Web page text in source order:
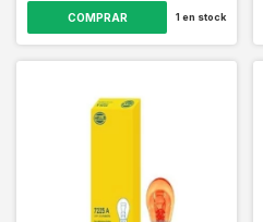
1 en stock